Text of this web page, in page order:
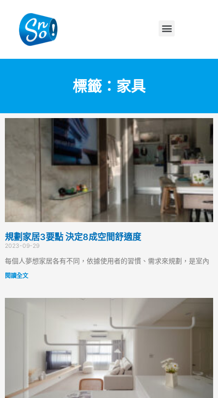
標籤：家具
規劃家居3要點 決定8成空間舒適度
2023-09-29
每個人夢想家居各有不同，依據使用者的習慣、需求來規劃，是室內
閱讀全文